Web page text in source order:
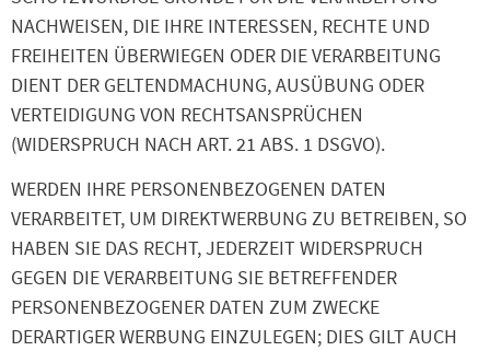
NACHWEISEN, DIE IHRE INTERESSEN, RECHTE UND
FREIHEITEN ÜBERWIEGEN ODER DIE VERARBEITUNG
DIENT DER GELTENDMACHUNG, AUSÜBUNG ODER
VERTEIDIGUNG VON RECHTSANSPRÜCHEN
(WIDERSPRUCH NACH ART. 21 ABS. 1 DSGVO).
WERDEN IHRE PERSONENBEZOGENEN DATEN
VERARBEITET, UM DIREKTWERBUNG ZU BETREIBEN, SO
HABEN SIE DAS RECHT, JEDERZEIT WIDERSPRUCH
GEGEN DIE VERARBEITUNG SIE BETREFFENDER
PERSONENBEZOGENER DATEN ZUM ZWECKE
DERARTIGER WERBUNG EINZULEGEN; DIES GILT AUCH